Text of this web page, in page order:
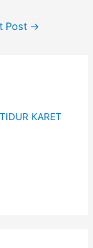
Post →
KARET